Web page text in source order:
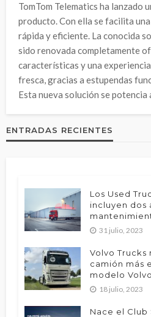
TomTom Telematics ha lanzado
producto. Con ella se facilita
rápida y eficiente. La conocida
sido renovada completamente
características y una
fresca, gracias a estupendas
Esta nueva solución se potencia
ENTRADAS RECIENTES
Los Used
incluyen dos
31 julio, 2023
Volvo
camión más
modelo
18 julio, 2023
Nace el Club